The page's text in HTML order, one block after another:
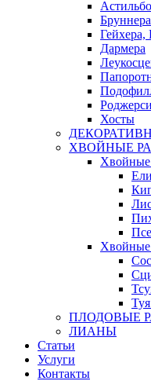
Бруннера
Гейхера,
Дармера
Хосты
ХВОЙНЫЕ
ПЛОДОВЫЕ
ЛИАНЫ
Статьи
Услуги
Контакты